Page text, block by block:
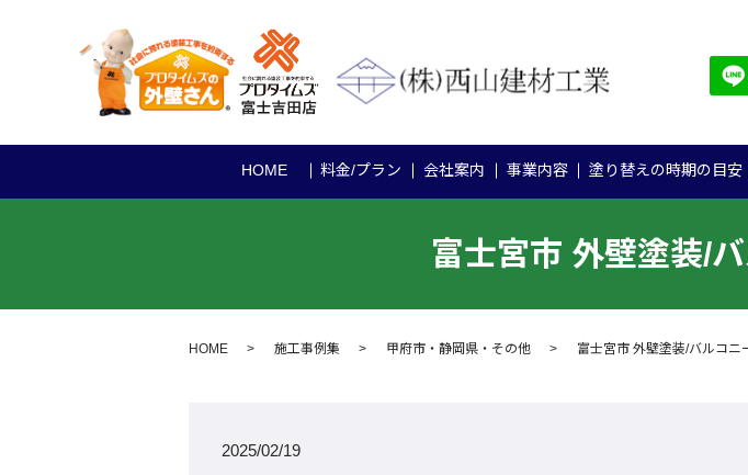
HOME 料金/プラン 会社案内 事業内容 塗り替えの時期の目安
富士宮市 外壁塗装/
HOME 施工事例集 甲府市・静岡県・その他 富士宮市 外壁塗装/バルコニ
2025/02/19